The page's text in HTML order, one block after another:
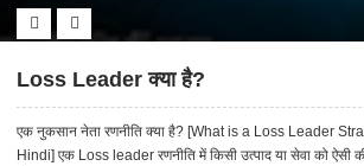
Loss Leader क्या है?
एक नुकसान नेता रणनीति क्या है? [What is a Loss Leader
Hindi] एक Loss leader रणनीति में किसी उत्पाद या सेवा को ऐसी